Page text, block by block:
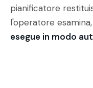
pianificatore
l'operatore
esegue in modo